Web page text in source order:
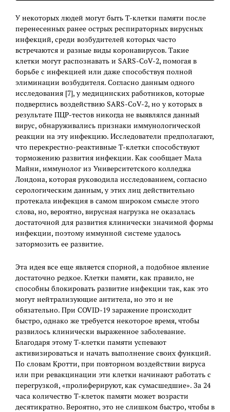
У некоторых людей могут быть Т-клетки памяти после
перенесенных ранее острых респираторных вирусных
инфекций, среди возбудителей которых часто
встречаются и разные виды коронавирусов. Такие
клетки могут распознавать и SARS-CoV-2, помогая в
борьбе с инфекцией или даже способствуя полной
элиминации возбудителя. Согласно данным одного
исследования [7], у медицинских работников, которые
подверглись воздействию SARS-CoV-2, но у которых в
результате ПЦР-тестов никогда не выявлялся данный
вирус, обнаруживались признаки иммунологической
реакции на эту инфекцию. Исследователи предполагают,
что перекрестно-реактивные Т-клетки способствуют
торможению развития инфекции. Как сообщает Мала
Майни, иммунолог из Университетского колледжа
Лондона, которая руководила исследованием, согласно
серологическим данным, у этих лиц действительно
протекала инфекция в самом широком смысле этого
слова, но, вероятно, вирусная нагрузка не оказалась
достаточной для развития клинически значимой формы
инфекции, поэтому иммунной системе удалось
затормозить ее развитие.
Эта идея все еще является спорной, а подобное явление
достаточно редкое. Клетки памяти, как правило, не
способны блокировать развитие инфекции так, как это
могут нейтрализующие антитела, но это и не
обязательно. При COVID-19 заражение происходит
быстро, однако же требуется некоторое время, чтобы
развилось клинически выраженное заболевание.
Благодаря этому Т-клетки памяти успевают
активизироваться и начать выполнение своих функций.
По словам Кротти, при повторном воздействии вируса
или при ревакцинации эти клетки начинают работать с
перегрузкой, «пролиферируют, как сумасшедшие». За 24
часа количество Т-клеток памяти может возрасти
десятикратно. Вероятно, это не слишком быстро, чтобы в